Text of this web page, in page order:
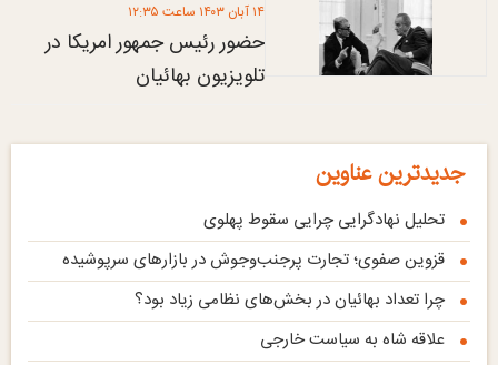
۱۴ آبان ۱۴۰۳ ساعت ۱۲:۳۵
حضور رئیس جمهور امریکا در
تلویزیون بهائیان
جدیدترین عناوین
تحلیل نهادگرایی چرایی سقوط پهلوی
قزوین صفوی؛ تجارت پرجنب‌وجوش در بازارهای سرپوشیده
چرا تعداد بهائیان در بخش‌های نظامی زیاد بود؟
علاقه شاه به سیاست خارجی